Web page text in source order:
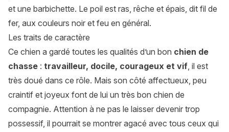
et une barbichette. Le poil est ras, rêche et épais, dit fil de
fer, aux couleurs noir et feu en général.
Les traits de caractère
Ce chien a gardé toutes les qualités d’un bon chien de
chasse : travailleur, docile, courageux et vif, il est
très doué dans ce rôle. Mais son côté affectueux, peu
craintif et joyeux font de lui un très bon chien de
compagnie. Attention à ne pas le laisser devenir trop
possessif, il pourrait se montrer agacé avec tous ceux qui